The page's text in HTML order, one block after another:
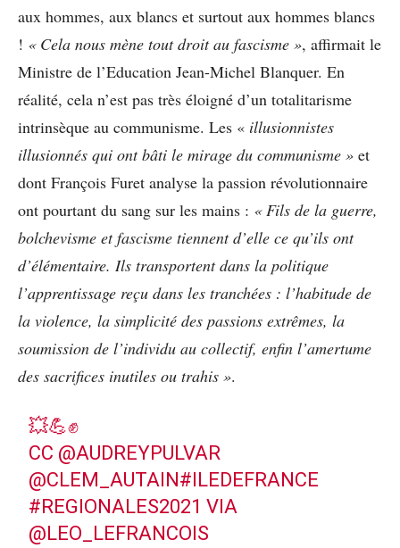
aux hommes, aux blancs et surtout aux hommes blancs
! « Cela nous mène tout droit au fascisme », affirmait le
Ministre de l’Education Jean-Michel Blanquer. En
réalité, cela n’est pas très éloigné d’un totalitarisme
intrinsèque au communisme. Les « illusionnistes
illusionnés qui ont bâti le mirage du communisme » et
dont François Furet analyse la passion révolutionnaire
ont pourtant du sang sur les mains : « Fils de la guerre,
bolchevisme et fascisme tiennent d’elle ce qu’ils ont
d’élémentaire. Ils transportent dans la politique
l’apprentissage reçu dans les tranchées : l’habitude de
la violence, la simplicité des passions extrêmes, la
soumission de l’individu au collectif, enfin l’amertume
des sacrifices inutiles ou trahis ».
💥💪✊
CC @AUDREYPULVAR
@CLEM_AUTAIN #ILEDEFRANCE
#REGIONALES2021 VIA
@LEO_LEFRANCOIS